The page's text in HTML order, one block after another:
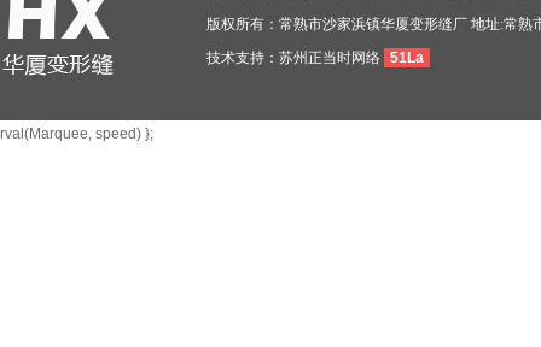
版权所有：常熟市沙家浜镇华厦变形缝厂 地址:常
技术支持： 苏州正当时网络 51La
rval(Marquee, speed) };